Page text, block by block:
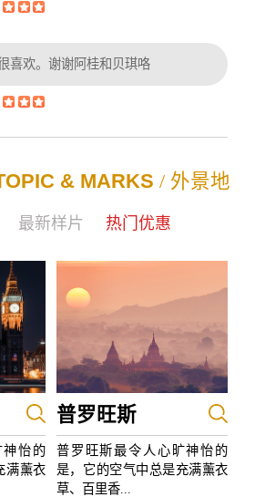
喜欢。谢谢阿桂和贝琪咯
& MARKS / 外景地
最新样片 热门优惠
怡的
满薰衣
普罗旺斯
普罗旺斯最令人心旷神怡的
是，它的空气中总是充满薰衣
草、百里香...